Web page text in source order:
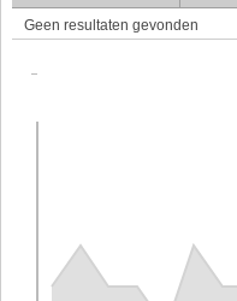
Geen resultaten gevonden